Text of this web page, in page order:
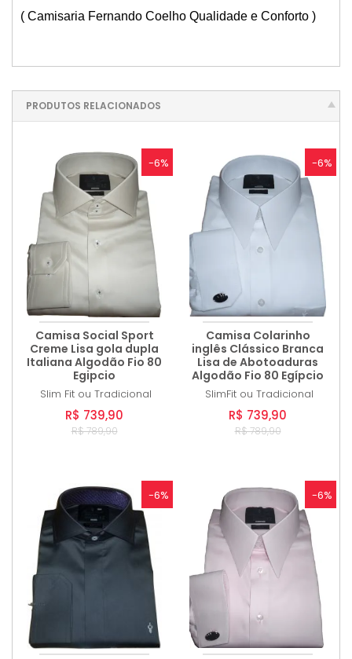
( Camisaria Fernando Coelho Qualidade e Conforto )
PRODUTOS RELACIONADOS
-6%
Camisa Social Sport
Creme Lisa gola dupla
Italiana Algodão Fio 80
Egipcio
Slim Fit ou Tradicional
R$ 739,90
R$ 789,90
-6%
Camisa Colarinho
inglês Clássico Branca
Lisa de Abotoaduras
Algodão Fio 80 Egípcio
SlimFit ou Tradicional
R$ 739,90
R$ 789,90
-6% -6%